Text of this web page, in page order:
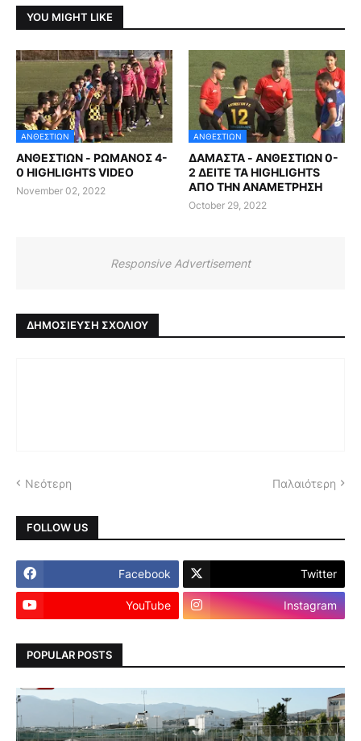
YOU MIGHT LIKE
ΑΝΘΕΣΤΙΩΝ
ΑΝΘΕΣΤΙΩΝ - ΡΩΜΑΝΟΣ 4-
0 HIGHLIGHTS VIDEO
November 02, 2022
ΑΝΘΕΣΤΙΩΝ
ΔΑΜΑΣΤΑ - ΑΝΘΕΣΤΙΩΝ 0-
2 ΔΕΙΤΕ ΤΑ HIGHLIGHTS
ΑΠΟ ΤΗΝ ΑΝΑΜΕΤΡΗΣΗ
October 29, 2022
Responsive Advertisement
ΔΗΜΟΣΊΕΥΣΗ ΣΧΟΛΊΟΥ
Νεότερη Παλαιότερη
FOLLOW US
Facebook Twitter
YouTube Instagram
POPULAR POSTS